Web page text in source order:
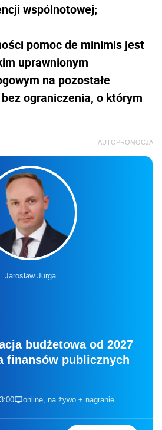
wspólnotowej;
pomoc de minimis jest
uprawnionym
na pozostałe
ograniczenia, o którym
AUTOPROMOCJA
Jarosław Jurga
budżetowa od 2027
finansów publicznych
online, na żywo + nagranie